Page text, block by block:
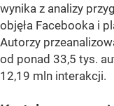
wynika z analizy
objęła Facebooka i
Autorzy
od ponad 33,5 tys.
12,19 mln interakcji.